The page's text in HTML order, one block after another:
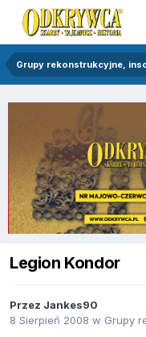
Grupy rekonstrukcyjne,
Legion Kondor
Przez Jankes90
8 Sierpień 2008 w Grupy